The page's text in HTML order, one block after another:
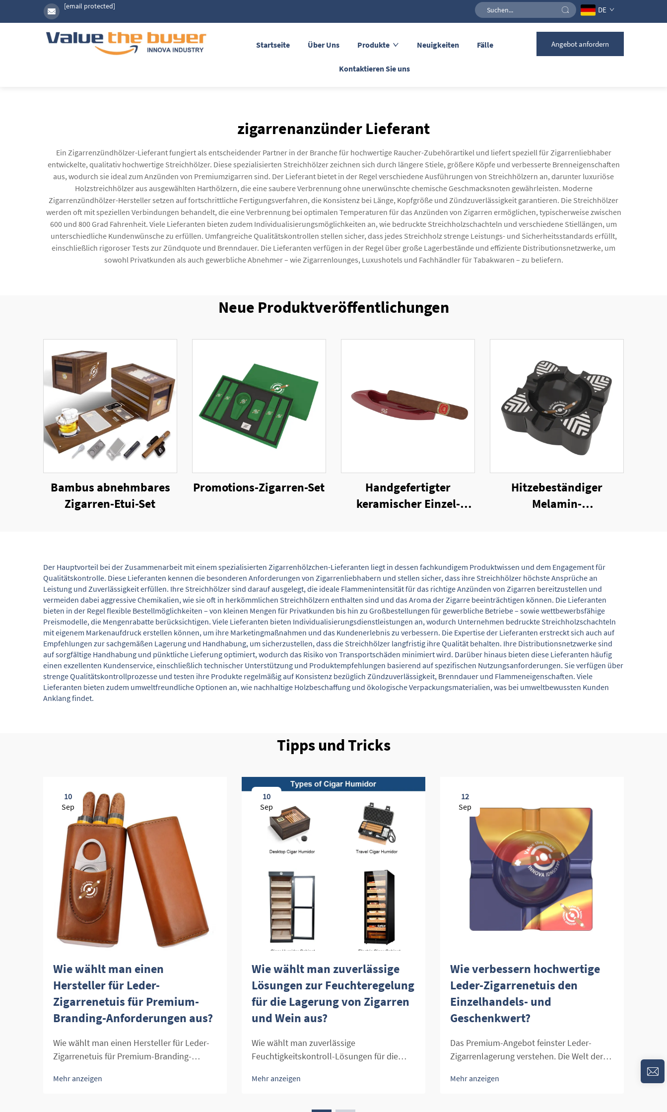
[email protected] DE
Startseite Über Uns Produkte Neuigkeiten Fälle
Kontaktieren Sie uns
Angebot anfordern
zigarrenanzünder Lieferant
Ein Zigarrenzündhölzer-Lieferant fungiert als entscheidender Partner in der Branche für hochwertige Raucher-Zubehörartikel und liefert speziell für Zigarrenliebhaber
entwickelte, qualitativ hochwertige Streichhölzer. Diese spezialisierten Streichhölzer zeichnen sich durch längere Stiele, größere Köpfe und verbesserte Brenneigenschaften
aus, wodurch sie ideal zum Anzünden von Premiumzigarren sind. Der Lieferant bietet in der Regel verschiedene Ausführungen von Streichhölzern an, darunter luxuriöse
Holzstreichhölzer aus ausgewählten Harthölzern, die eine saubere Verbrennung ohne unerwünschte chemische Geschmacksnoten gewährleisten. Moderne
Zigarrenzündhölzer-Hersteller setzen auf fortschrittliche Fertigungsverfahren, die Konsistenz bei Länge, Kopfgröße und Zündzuverlässigkeit garantieren. Die Streichhölzer
werden oft mit speziellen Verbindungen behandelt, die eine Verbrennung bei optimalen Temperaturen für das Anzünden von Zigarren ermöglichen, typischerweise zwischen
600 und 800 Grad Fahrenheit. Viele Lieferanten bieten zudem Individualisierungsmöglichkeiten an, wie bedruckte Streichholzschachteln und verschiedene Stiellängen, um
unterschiedliche Kundenwünsche zu erfüllen. Umfangreiche Qualitätskontrollen stellen sicher, dass jedes Streichholz strenge Leistungs- und Sicherheitsstandards erfüllt,
einschließlich rigoroser Tests zur Zündquote und Brenndauer. Die Lieferanten verfügen in der Regel über große Lagerbestände und effiziente Distributionsnetzwerke, um
sowohl Privatkunden als auch gewerbliche Abnehmer – wie Zigarrenlounges, Luxushotels und Fachhändler für Tabakwaren – zu beliefern.
Neue Produktveröffentlichungen
Bambus abnehmbares
Zigarren-Etui-Set
Promotions-Zigarren-Set
Handgefertigter
keramischer Einzel-
Hitzebeständiger
Melamin-
Der Hauptvorteil bei der Zusammenarbeit mit einem spezialisierten Zigarrenhölzchen-Lieferanten liegt in dessen fachkundigem Produktwissen und dem Engagement für
Qualitätskontrolle. Diese Lieferanten kennen die besonderen Anforderungen von Zigarrenliebhabern und stellen sicher, dass ihre Streichhölzer höchste Ansprüche an
Leistung und Zuverlässigkeit erfüllen. Ihre Streichhölzer sind darauf ausgelegt, die ideale Flammenintensität für das richtige Anzünden von Zigarren bereitzustellen und
vermeiden dabei aggressive Chemikalien, wie sie oft in herkömmlichen Streichhölzern enthalten sind und das Aroma der Zigarre beeinträchtigen können. Die Lieferanten
bieten in der Regel flexible Bestellmöglichkeiten – von kleinen Mengen für Privatkunden bis hin zu Großbestellungen für gewerbliche Betriebe – sowie wettbewerbsfähige
Preismodelle, die Mengenrabatte berücksichtigen. Viele Lieferanten bieten Individualisierungsdienstleistungen an, wodurch Unternehmen bedruckte Streichholzschachteln
mit eigenem Markenaufdruck erstellen können, um ihre Marketingmaßnahmen und das Kundenerlebnis zu verbessern. Die Expertise der Lieferanten erstreckt sich auch auf
Empfehlungen zur sachgemäßen Lagerung und Handhabung, um sicherzustellen, dass die Streichhölzer langfristig ihre Qualität behalten. Ihre Distributionsnetzwerke sind
auf sorgfältige Handhabung und pünktliche Lieferung optimiert, wodurch das Risiko von Transportschäden minimiert wird. Darüber hinaus bieten diese Lieferanten häufig
einen exzellenten Kundenservice, einschließlich technischer Unterstützung und Produktempfehlungen basierend auf spezifischen Nutzungsanforderungen. Sie verfügen über
strenge Qualitätskontrollprozesse und testen ihre Produkte regelmäßig auf Konsistenz bezüglich Zündzuverlässigkeit, Brenndauer und Flammeneigenschaften. Viele
Lieferanten bieten zudem umweltfreundliche Optionen an, wie nachhaltige Holzbeschaffung und ökologische Verpackungsmaterialien, was bei umweltbewussten Kunden
Anklang findet.
Tipps und Tricks
10
Sep
Wie wählt man einen
Hersteller für Leder-
Zigarrenetuis für Premium-
Branding-Anforderungen aus?
Wie wählt man einen Hersteller für Leder-
Zigarrenetuis für Premium-Branding-
Zigarrenaccessoires ist ein Leder-
Mehr anzeigen
10
Sep
Wie wählt man zuverlässige
Lösungen zur Feuchteregelung
für die Lagerung von Zigarren
und Wein aus?
Wie wählt man zuverlässige
Feuchtigkeitskontroll-Lösungen für die
richtige Feuchtigkeit ist für Zigarren und
Mehr anzeigen
12
Sep
Wie verbessern hochwertige
Leder-Zigarrenetuis den
Einzelhandels- und
Geschenkwert?
Das Premium-Angebot feinster Leder-
Zigarrenlagerung verstehen. Die Welt der
Luxus, Eleganz und der Wertschätzung
Mehr anzeigen